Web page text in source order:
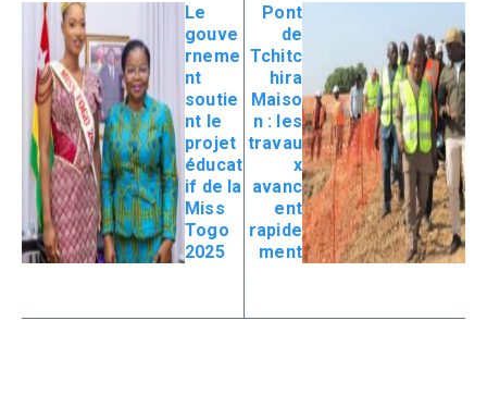
Le
gouve
rneme
nt
soutie
nt le
projet
éducat
if de la
Miss
Togo
2025
Pont
de
Tchitc
hira
Maiso
n : les
travau
x
avanc
ent
rapide
ment